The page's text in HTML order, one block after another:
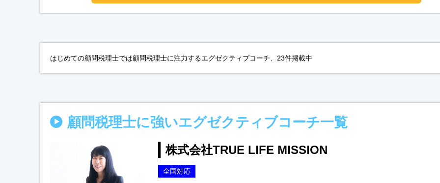
はじめての顧問税理士では顧問税理士に注力するエグゼクティブコーチ、23件掲載中
顧問税理士に強いエグゼクティブコーチ一覧
株式会社TRUE LIFE MISSION
全国対応